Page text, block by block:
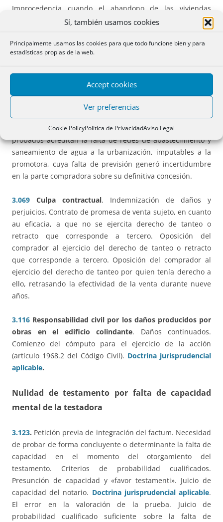
Sí, también usamos cookies
Principalmente usamos las cookies para que todo funcione bien y para
estadísticas propias de la web.
Accept cookies
Ver preferencias
Cookie PolicyPolítica de PrivacidadAviso Legal
Improcedencia cuando el abandono de las viviendas
arrendadas por parte de los arrendatarios se debió a ruina
3.058 Compraventa de inmuebles
recurrida calificó como esencial, sin que se haya
cuestionado en casación dicha interpretación contractual.
En todo caso, trascendencia resolutoria de la falta de
licencia de final de obras y de primera ocupación al tiempo
en que expiró dicho plazo de entrega, dado que los hechos
probados acreditan la falta de redes de abastecimiento y
saneamiento de agua a la urbanización, imputables a la
promotora, cuya falta de previsión generó incertidumbre
en la parte compradora sobre su definitiva concesión.
3.069 Culpa contractual. Indemnización de daños y
perjuicios. Contrato de promesa de venta sujeto, en cuanto
au eficacia, a que no se ejercita derecho de tanteo o
retracto que corresponde a tercero. Oposición del
comprador al ejercicio del derecho de tanteo o retracto
que corresponde a tercero. Oposición del comprador al
ejercicio del derecho de tanteo por quien tenía derecho a
ello, retrasando la efectividad de la venta durante nueve
años.
3.116 Responsabilidad civil por los daños producidos por
obras en el edificio colindante. Daños continuados.
Comienzo del cómputo para el ejercicio de la acción
(artículo 1968.2 del Código Civil). Doctrina jurisprudencial
aplicable.
Nulidad de testamento por falta de capacidad
mental de la testadora
3.123. Petición previa de integración del factum. Necesidad
de probar de forma concluyente o determinante la falta de
capacidad en el momento del otorgamiento del
testamento. Criterios de probabilidad cualificados.
Presunción de capacidad y «favor testamenti». Juicio de
capacidad del notario. Doctrina jurisprudencial aplicable.
El error en la valoración de la prueba. Juicio de
probabilidad cualificado suficiente sobre la falta de